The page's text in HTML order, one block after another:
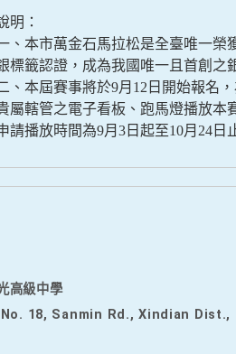
明：
、本市萬金石馬拉松是全臺唯一榮
標籤認證，成為我國唯一且首創之
、本屆賽事將於9月12日開始報名
屬轄管之電子看板、跑馬燈播放本
請播放時間為9月3日起至10月24日
高級中學
No. 18, Sanmin Rd., Xindian